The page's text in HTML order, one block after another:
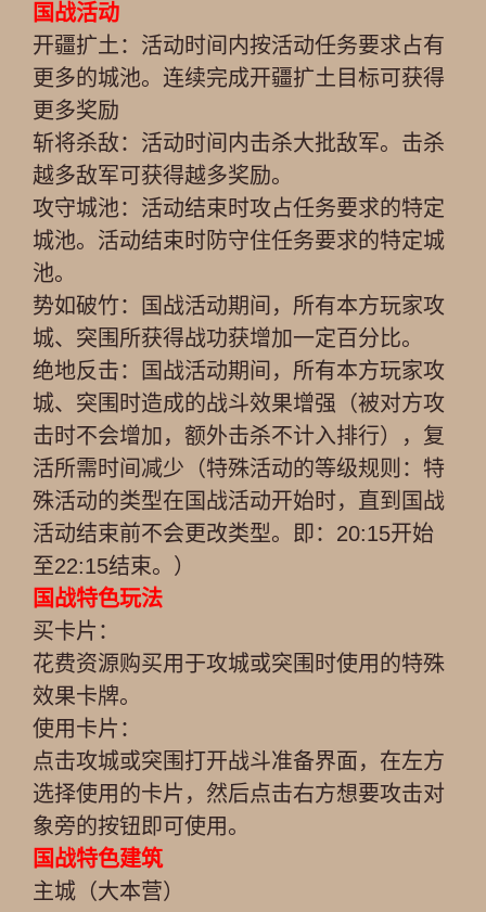
国战活动
开疆扩土：活动时间内按活动任务要求占有
更多的城池。连续完成开疆扩土目标可获得
更多奖励
斩将杀敌：活动时间内击杀大批敌军。击杀
越多敌军可获得越多奖励。
攻守城池：活动结束时攻占任务要求的特定
城池。活动结束时防守住任务要求的特定城
池。
势如破竹：国战活动期间，所有本方玩家攻
城、突围所获得战功获增加一定百分比。
绝地反击：国战活动期间，所有本方玩家攻
城、突围时造成的战斗效果增强（被对方攻
击时不会增加，额外击杀不计入排行），复
活所需时间减少（特殊活动的等级规则：特
殊活动的类型在国战活动开始时，直到国战
活动结束前不会更改类型。即：20:15开始
至22:15结束。）
国战特色玩法
买卡片：
花费资源购买用于攻城或突围时使用的特殊
效果卡牌。
使用卡片：
点击攻城或突围打开战斗准备界面，在左方
选择使用的卡片，然后点击右方想要攻击对
象旁的按钮即可使用。
国战特色建筑
主城（大本营）